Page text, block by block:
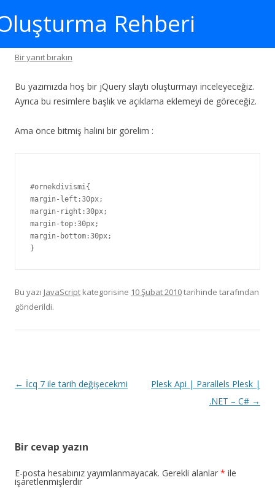
Rehberi
Bir yanıt bırakın
Bu yazımızda hoş bir jQuery slaytı oluşturmayı inceleyeceğiz.
Ayrıca bu resimlere başlık ve açıklama eklemeyi de göreceğiz.
Ama önce bitmiş halini bir görelim :
#ornekdivismi{
margin-left:30px;
margin-right:30px;
margin-top:30px;
margin-bottom:30px;
Bu yazı JavaScript kategorisine 10 Şubat 2010tarihinde tarafından
gönderildi.
Yazı dolaşımı
← İcq 7 ile tarih değişecekmi
Plesk Api | Parallels Plesk |
.NET – C# →
Bir cevap yazın
E-posta hesabınız yayımlanmayacak. Gerekli alanlar * ile
işaretlenmişlerdir